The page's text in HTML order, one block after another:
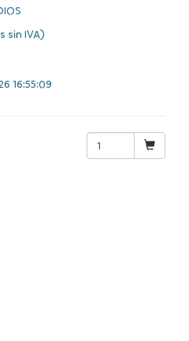
sin IVA)
16:55:09